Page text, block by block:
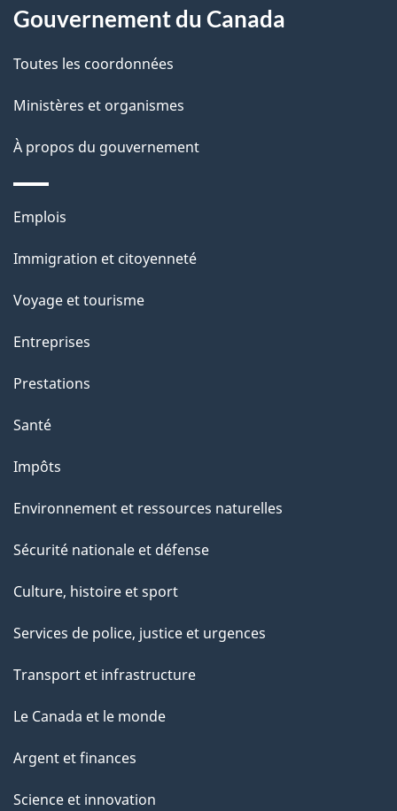
t
a
l
s
l
a
a
g
"
propos
ce
site
Gouvernement du Canada
Toutes les coordonnées
Ministères et organismes
À propos du gouvernement
Thèmes
sujets
Emplois
Immigration et citoyenneté
Voyage et tourisme
Entreprises
Prestations
Santé
Impôts
Environnement et ressources naturelles
Sécurité nationale et défense
Culture, histoire et sport
Services de police, justice et urgences
Transport et infrastructure
Le Canada et le monde
Argent et finances
Science et innovation